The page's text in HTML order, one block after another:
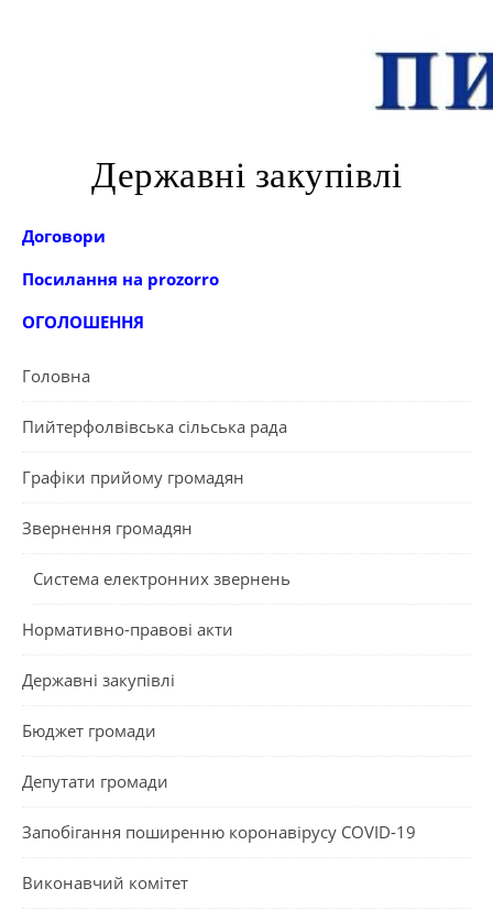
Державні закупівлі
Договори
Посилання на prozorro
ОГОЛОШЕННЯ
Головна
Пийтерфолвівська сільська рада
Графіки прийому громадян
Звернення громадян
Система електронних звернень
Нормативно-правові акти
Державні закупівлі
Бюджет громади
Депутати громади
Запобігання поширенню коронавірусу COVID-19
Виконавчий комітет